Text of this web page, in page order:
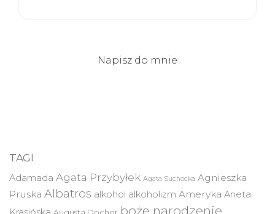
Napisz do mnie
TAGI
Adamada Agata Przybyłek Agata Suchocka Agnieszka
Pruska Albatros alkohol alkoholizm Ameryka Aneta
boże narodzenie